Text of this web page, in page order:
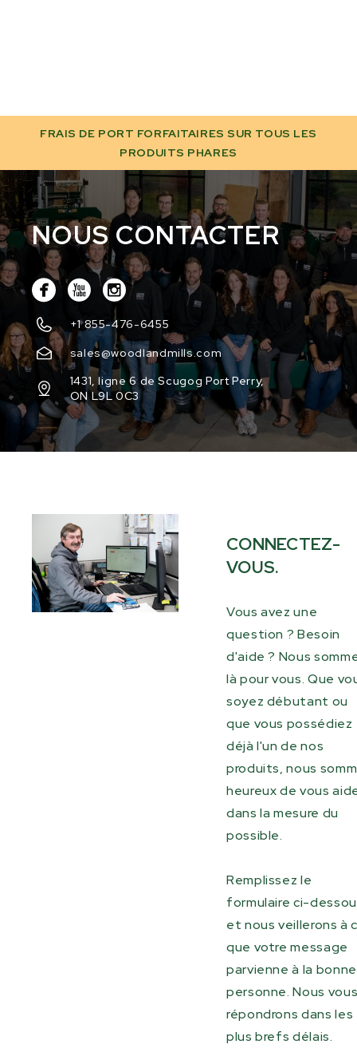
FRAIS DE PORT FORFAITAIRES SUR TOUS LES
PRODUITS PHARES
NOUS CONTACTER
+1 855-476-6455
sales@woodlandmills.com
1431, ligne 6 de Scugog Port Perry,
ON L9L 0C3
CONNECTEZ-
VOUS.
Vous avez une
question ? Besoin
d'aide ? Nous
là pour vous. Que
soyez débutant ou
que vous possédiez
déjà l'un de nos
produits, nous
heureux de vous
dans la mesure du
possible.
Remplissez le
formulaire ci-
et nous veillerons à
que votre message
parvienne à la bonne
personne. Nous
répondrons dans les
plus brefs délais.